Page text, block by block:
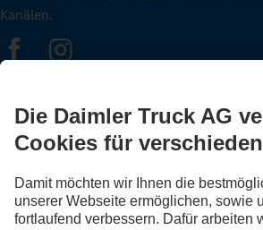
Kanälen.